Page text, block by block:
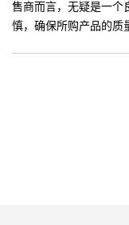
售商而言，无疑是一个
慎，确保所购产品的质